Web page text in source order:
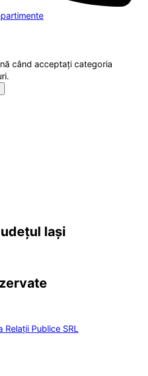
când acceptați categoria
Iași
Relații Publice SRL